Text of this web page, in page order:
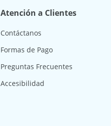
Atención a Clientes
Contáctanos
Formas de Pago
Preguntas Frecuentes
Accesibilidad